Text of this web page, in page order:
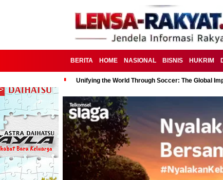
BERITA HOME NASIONAL BISNIS HUKRIM
Unifying the World Through Soccer: The Global